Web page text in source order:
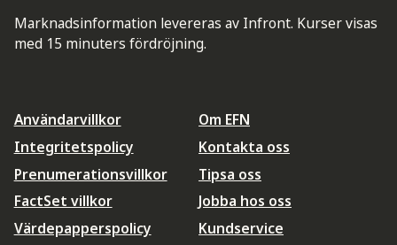
Marknadsinformation levereras av Infront. Kurser visas
med 15 minuters fördröjning.
Användarvillkor
Integritetspolicy
Prenumerationsvillkor
FactSet villkor
Värdepapperspolicy
Om EFN
Kontakta oss
Tipsa oss
Jobba hos oss
Kundservice